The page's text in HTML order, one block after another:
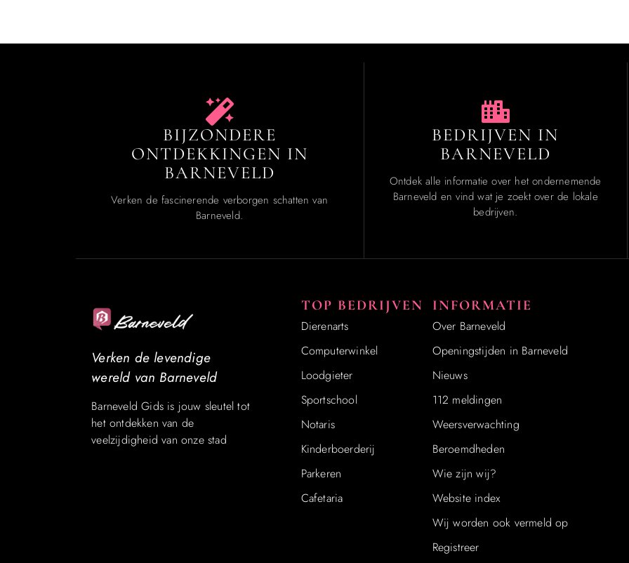
BIJZONDERE
ONTDEKKINGEN IN
BARNEVELD
Verken de fascinerende verborgen schatten van
Barneveld.
BEDRIJVEN IN
BARNEVELD
Ontdek alle informatie over het ondernemende
Barneveld en vind wat je zoekt over de lokale
bedrijven.
INFORMATIE
Over Barneveld
Openingstijden in Barneveld
Nieuws
112 meldingen
Weersverwachting
Beroemdheden
Wie zijn wij?
Website index
Wij worden ook vermeld op
Registreer
TOP BEDRIJVEN
Dierenarts
Computerwinkel
Loodgieter
Sportschool
Notaris
Kinderboerderij
Parkeren
Cafetaria
Verken de levendige
wereld van Barneveld
Barneveld Gids is jouw sleutel tot
het ontdekken van de
veelzijdigheid van onze stad